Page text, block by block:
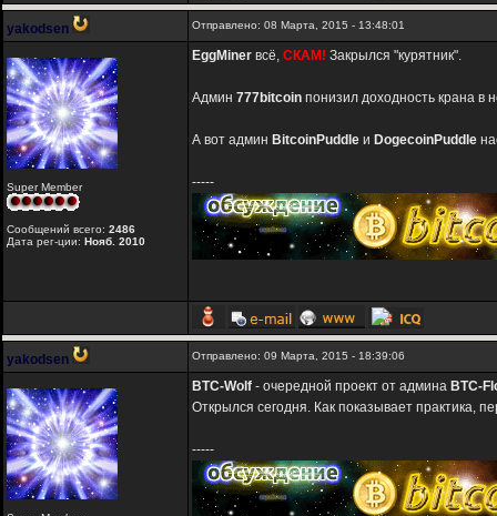
yakodsen Отправлено: 08 Марта, 2015 - 13:48:01
Super Member
Сообщений всего: 2486
Дата рег-ции: Нояб. 2010
EggMiner всё, СКАМ! Закрылся "курятник".
Админ 777bitcoin понизил доходность крана в
А вот админ BitcoinPuddle и DogecoinPuddle
-----
yakodsen Отправлено: 09 Марта, 2015 - 18:39:06
BTC-Wolf - очередной проект от админа BTC-
Открылся сегодня. Как показывает практика,
-----